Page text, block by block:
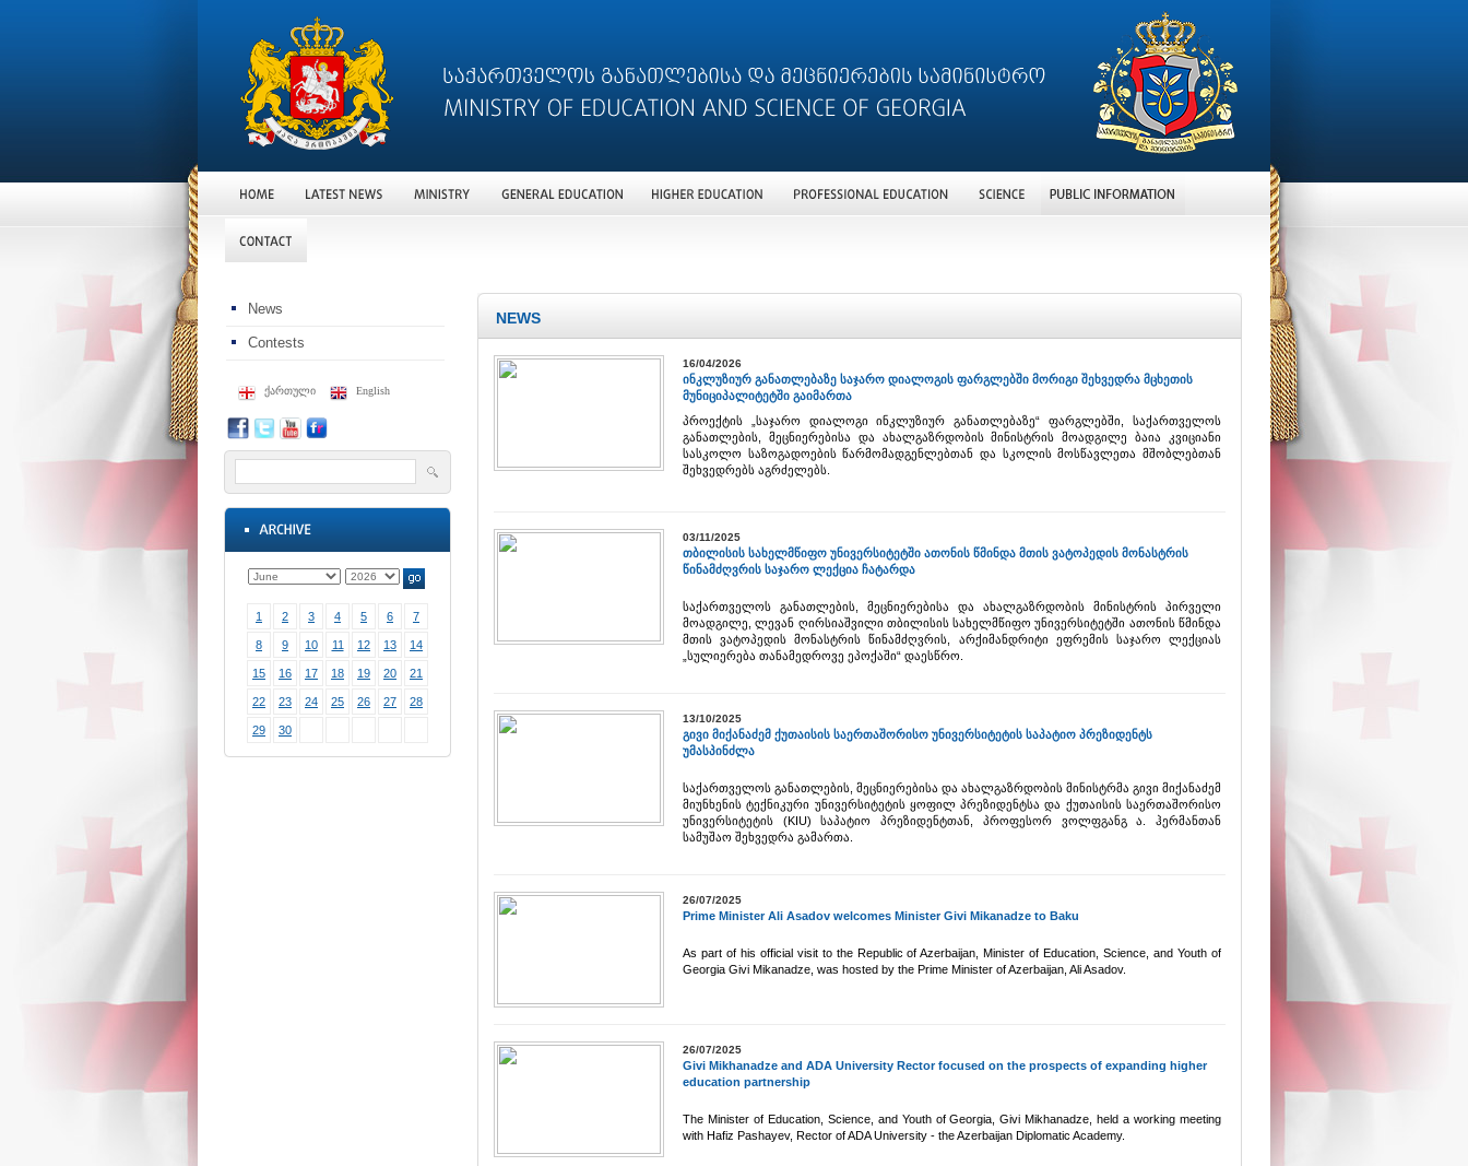
News
Contests
ქართული English
1 2 3 4 5 6 7
8 9 10 11 12 13 14
15 16 17 18 19 20 21
22 23 24 25 26 27 28
29 30
NEWS
16/04/2026
ინკლუზიურ განათლებაზე საჯარო დიალოგის ფარგლებში მორიგი შეხვედრა მცხეთის
მუნიციპალიტეტში გაიმართა
პროექტის „საჯარო დიალოგი ინკლუზიურ განათლებაზე“ ფარგლებში, საქართველოს
განათლების, მეცნიერებისა და ახალგაზრდობის მინისტრის მოადგილე ბაია კვიციანი
სასკოლო საზოგადოების წარმომადგენლებთან და სკოლის მოსწავლეთა მშობლებთან
შეხვედრებს აგრძელებს.
03/11/2025
თბილისის სახელმწიფო უნივერსიტეტში ათონის წმინდა მთის ვატოპედის მონასტრის
წინამძღვრის საჯარო ლექცია ჩატარდა
საქართველოს განათლების, მეცნიერებისა და ახალგაზრდობის მინისტრის პირველი
მოადგილე, ლევან ღირსიაშვილი თბილისის სახელმწიფო უნივერსიტეტში ათონის წმინდა
მთის ვატოპედის მონასტრის წინამძღვრის, არქიმანდრიტი ეფრემის საჯარო ლექციას
„სულიერება თანამედროვე ეპოქაში“ დაესწრო.
13/10/2025
გივი მიქანაძემ ქუთაისის საერთაშორისო უნივერსიტეტის საპატიო პრეზიდენტს
უმასპინძლა
საქართველოს განათლების, მეცნიერებისა და ახალგაზრდობის მინისტრმა გივი მიქანაძემ
მიუნხენის ტექნიკური უნივერსიტეტის ყოფილ პრეზიდენტსა და ქუთაისის საერთაშორისო
უნივერსიტეტის (KIU) საპატიო პრეზიდენტთან, პროფესორ ვოლფგანგ ა. ჰერმანთან
სამუშაო შეხვედრა გამართა.
26/07/2025
Prime Minister Ali Asadov welcomes Minister Givi Mikanadze to Baku
As part of his official visit to the Republic of Azerbaijan, Minister of Education, Science, and Youth of
Georgia Givi Mikanadze, was hosted by the Prime Minister of Azerbaijan, Ali Asadov.
26/07/2025
Givi Mikhanadze and ADA University Rector focused on the prospects of expanding higher
education partnership
The Minister of Education, Science, and Youth of Georgia, Givi Mikhanadze, held a working meeting
with Hafiz Pashayev, Rector of ADA University - the Azerbaijan Diplomatic Academy.